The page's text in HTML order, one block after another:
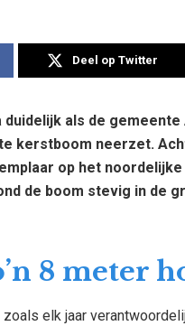
Deel op Twitter
als de
kerstboom neerzet.
op het noordelijke
de boom stevig in de
8 meter
elk jaar